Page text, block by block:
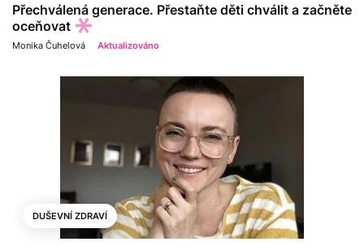
Přechválená generace. Přestaňte děti chválit a začněte
oceňovat
Monika Čuhelová Aktualizováno
DUŠEVNÍ ZDRAVÍ